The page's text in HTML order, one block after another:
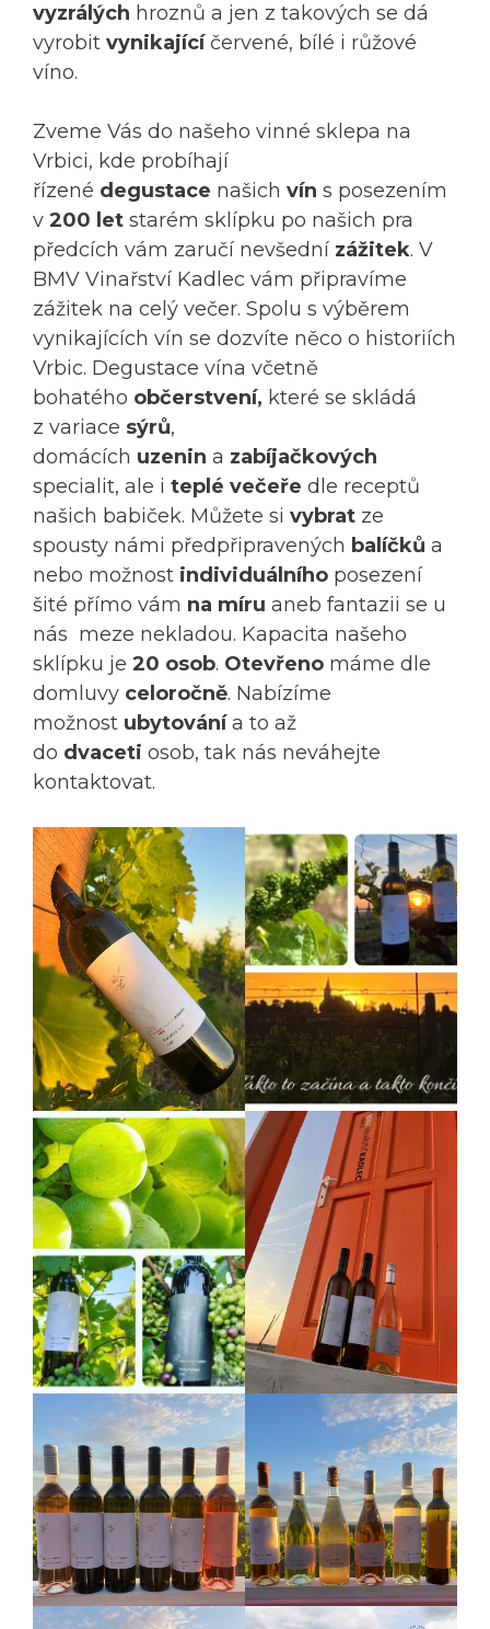
vyzrálých hroznů a jen z takových se dá
vyrobit vynikajícíčervené, bílé i růžové
víno.
Zveme Vás do našeho vinné sklepa na
Vrbici, kde probíhají
řízené degustace našich vín s posezením
v 200 let starém sklípku po našich pra
předcích vám zaručí nevšední zážitek. V
BMV Vinařství Kadlec vám připravíme
zážitek na celý večer. Spolu s výběrem
vynikajících vín se dozvíte něco o historiích
Vrbic. Degustace vína včetně
bohatého občerstvení, které se skládá
z variace sýrů,
domácích uzenin a zabíjačkových
specialit, ale i teplé večeře dle receptů
našich babiček. Můžete si vybrat ze
spousty námi předpřipravených balíčků a
nebo možnost individuálního posezení
šité přímo vám na míru aneb fantazii se u
nás meze nekladou. Kapacita našeho
sklípku je 20 osob. Otevřeno máme dle
domluvy celoročně. Nabízíme
možnost ubytovánía to až
do dvaceti osob, tak nás neváhejte
kontaktovat.